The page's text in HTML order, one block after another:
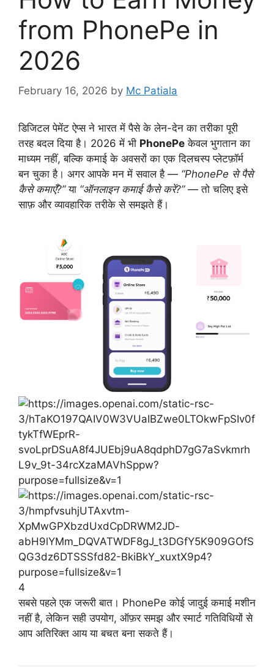
from PhonePe in
2026
February 16, 2026 by Mc Patiala
डिजिटल पेमेंट ऐप्स ने भारत में पैसे के लेन-देन का तरीका पूरी
तरह बदल दिया है। 2026 में भी PhonePe केवल भुगतान का
माध्यम नहीं, बल्कि कमाई के अवसरों का एक दिलचस्प प्लेटफ़ॉर्म
बन चुका है। अगर आपके मन में सवाल है — “PhonePe से पैसे
कैसे कमाएँ?”या “ऑनलाइन कमाई कैसे करें?”— तो चलिए इसे
साफ़ और व्यावहारिक तरीके से समझते हैं।
4
सबसे पहले एक जरूरी बात। PhonePe कोई जादुई कमाई मशीन
नहीं है, लेकिन सही उपयोग, ऑफ़र समझ और स्मार्ट गतिविधियों से
आप अतिरिक्त आय या बचत बना सकते हैं।